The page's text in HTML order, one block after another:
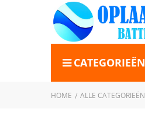
CATEGORIEËN
HOME ALLE CATEGORIEËN